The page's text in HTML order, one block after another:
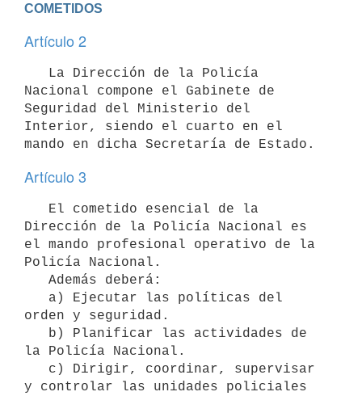
COMETIDOS
Artículo 2
Nacional compone el Gabinete de
Seguridad del Ministerio del
Interior, siendo el cuarto en el
Artículo 3
Dirección de la Policía Nacional es
el mando profesional operativo de la
Policía Nacional.
orden y seguridad.
la Policía Nacional.
y controlar las unidades policiales